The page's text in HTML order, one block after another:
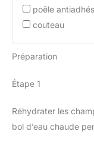
poêle
couteau
Préparation
Étape 1
Réhydrater les
bol d’eau chaude